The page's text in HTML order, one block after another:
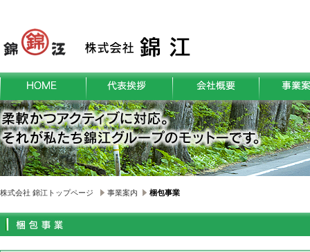
株式会社 錦江トップページ 事業案内 梱包事業